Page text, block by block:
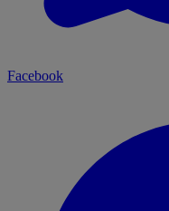
Facebook